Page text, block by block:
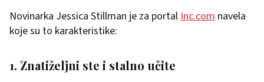
Novinarka Jessica Stillman je za portal Inc.com navela
koje su to karakteristike:
1. Znatiželjni ste i stalno učite